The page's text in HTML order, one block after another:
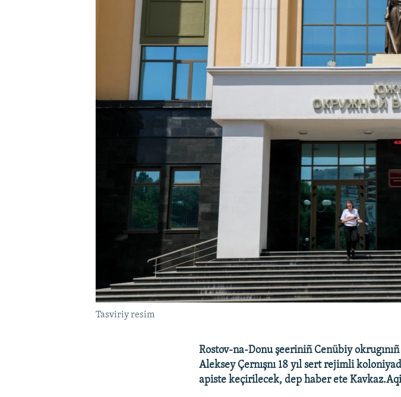
Tasviriy resim
Rostov-na-Donu şeeriniñ Cenübiy
Aleksey Çernışnı 18 yıl sert rejimli
apiste keçirilecek, dep haber ete